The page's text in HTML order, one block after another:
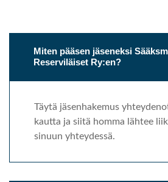
Miten pääsen jäseneksi
Reserviläiset Ry:en?
Täytä jäsenhakemus
kautta ja siitä homma lähtee
sinuun yhteydessä.